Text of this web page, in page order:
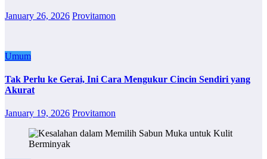
January 26, 2026 Provitamon
Umum
Tak Perlu ke Gerai, Ini Cara Mengukur Cincin Sendiri yang
Akurat
January 19, 2026 Provitamon